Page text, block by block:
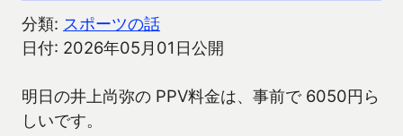
分類: スポーツの話
日付: 2026年05月01日公開
明日の井上尚弥の PPV料金は、事前で 6050円ら
しいです。